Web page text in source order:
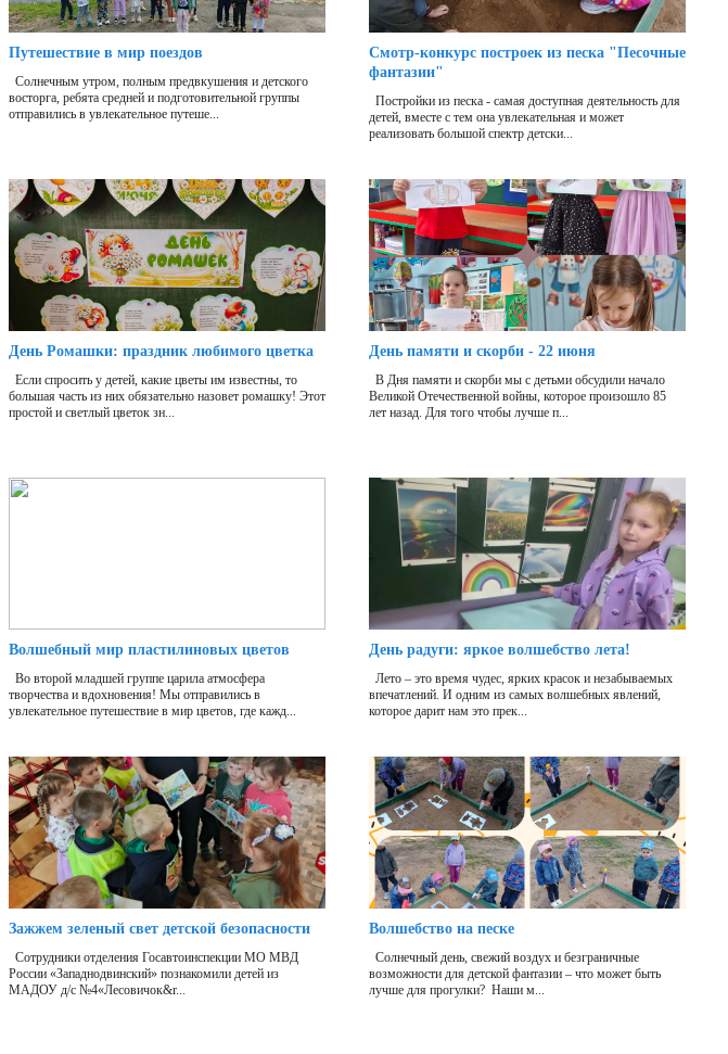
Путешествие в мир поездов
Солнечным утром, полным предвкушения и детского
восторга, ребята средней и подготовительной группы
отправились в увлекательное путеше...
Смотр-конкурс построек из песка "Песочные
фантазии"
Постройки из песка - самая доступная деятельность для
детей, вместе с тем она увлекательная и может
реализовать большой спектр детски...
День Ромашки: праздник любимого цветка
Если спросить у детей, какие цветы им известны, то
большая часть из них обязательно назовет ромашку! Этот
простой и светлый цветок зн...
День памяти и скорби - 22 июня
В Дня памяти и скорби мы с детьми обсудили начало
Великой Отечественной войны, которое произошло 85
лет назад. Для того чтобы лучше п...
Волшебный мир пластилиновых цветов
Во второй младшей группе царила атмосфера
творчества и вдохновения! Мы отправились в
увлекательное путешествие в мир цветов, где кажд...
День радуги: яркое волшебство лета!
Лето – это время чудес, ярких красок и незабываемых
впечатлений. И одним из самых волшебных явлений,
которое дарит нам это прек...
Зажжем зеленый свет детской безопасности
Сотрудники отделения Госавтоинспекции МО МВД
России «Западнодвинский» познакомили детей из
МАДОУ д/с №4«Лесовичок&r...
Волшебство на песке
Солнечный день, свежий воздух и безграничные
возможности для детской фантазии – что может быть
лучше для прогулки? Наши м...